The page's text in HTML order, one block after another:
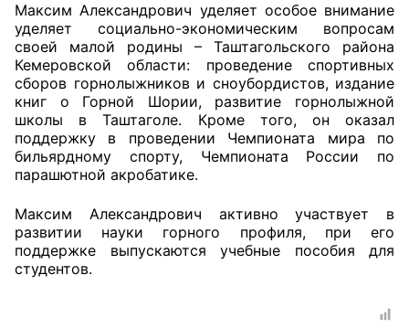
Максим Александрович уделяет особое внимание
уделяет социально-экономическим вопросам
своей малой родины – Таштагольского района
Кемеровской области: проведение спортивных
сборов горнолыжников и сноубордистов, издание
книг о Горной Шории, развитие горнолыжной
школы в Таштаголе. Кроме того, он оказал
поддержку в проведении Чемпионата мира по
бильярдному спорту, Чемпионата России по
парашютной акробатике.
Максим Александрович активно участвует в
развитии науки горного профиля, при его
поддержке выпускаются учебные пособия для
студентов.